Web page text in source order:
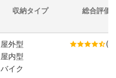
収納タイプ 総合評価
屋外型
屋内型
バイク